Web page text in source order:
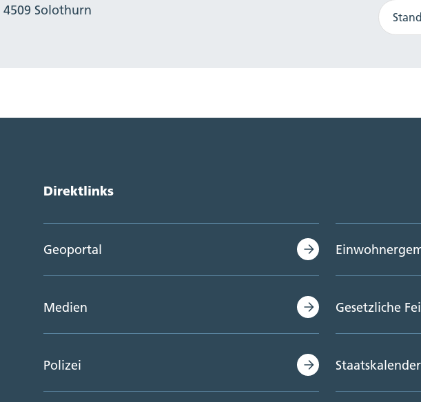
4509 Solothurn
Direktlinks
Geoportal
Medien
Polizei
Gesetzliche
Staatskalender